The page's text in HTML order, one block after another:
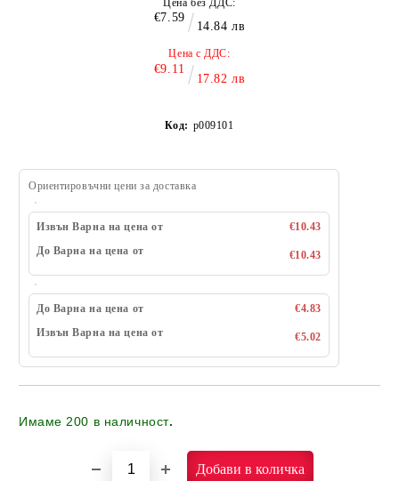
Цена без ДДС:
€7.59
14.84 лв
Цена с ДДС:
€9.11
17.82 лв
Код: p009101
Ориентировъчни цени за доставка
Извън Варна на цена от
€10.43
До Варна на цена от
€10.43
До Варна на цена от
€4.83
Извън Варна на цена от
€5.02
Имаме 200 в наличност.